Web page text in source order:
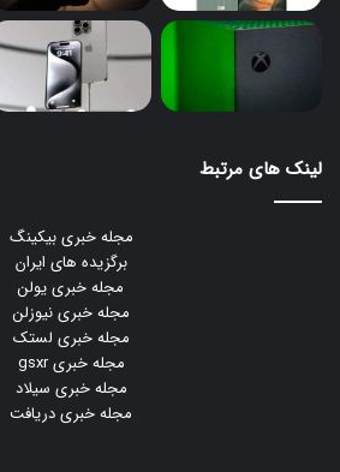
لینک های مرتبط
مجله خبری بیکینگ
برگزیده های ایران
مجله خبری یولن
مجله خبری نیوزلن
مجله خبری لستک
مجله خبری gsxr
مجله خبری سیلاد
مجله خبری دریافت